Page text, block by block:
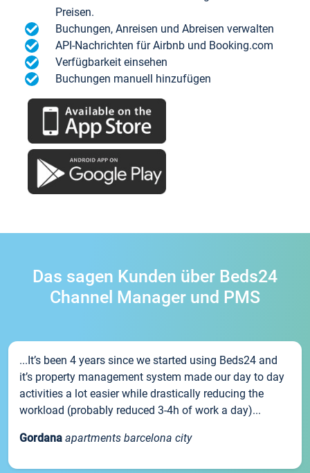
Preisen.
Buchungen, Anreisen und Abreisen verwalten
API-Nachrichten für Airbnb und Booking.com
Verfügbarkeit einsehen
Buchungen manuell hinzufügen
Das sagen Kunden über Beds24
Channel Manager und PMS
...It’s been 4 years since we started using Beds24 and
it’s property management system made our day to day
activities a lot easier while drastically reducing the
workload (probably reduced 3-4h of work a day)...
Gordana apartments barcelona city